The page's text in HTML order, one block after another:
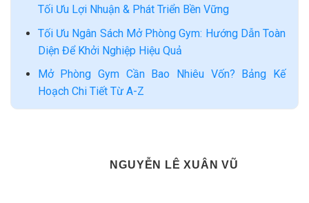
Tối Ưu Lợi Nhuận & Phát Triển Bền Vững
Tối Ưu Ngân Sách Mở Phòng Gym: Hướng Dẫn Toàn
Diện Để Khởi Nghiệp Hiệu Quả
Mở Phòng Gym Cần Bao Nhiêu Vốn? Bảng Kế
Hoạch Chi Tiết Từ A-Z
NGUYỄN LÊ XUÂN VŨ